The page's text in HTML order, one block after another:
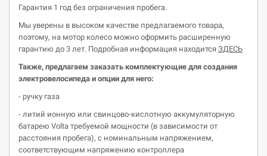
Гарантия 1 год без ограничения пробега.
Мы уверены в высоком качестве предлагаемого товара,
поэтому, на мотор колесо можно оформить расширенную
гарантию до 3 лет. Подробная информация находится ЗДЕСЬ
Также, предлагаем заказать комплектующие для создания
электровелосипеда и опции для него:
- ручку газа
- литий ионную или свинцово-кислотную аккумуляторную
батарею Volta требуемой мощности (в зависимости от
расстояния пробега), с номинальным напряжением,
соответствующим напряжению контроллера